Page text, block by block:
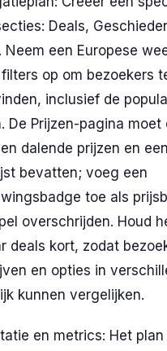
Deals,
Neem een Europese
op om bezoekers
inclusief de
De Prijzen-pagina
dalende prijzen en
bevatten; voeg een
toe als
overschrijden. Houd
deals kort, zodat
en opties in
kunnen vergelijken.
en metrics: Het